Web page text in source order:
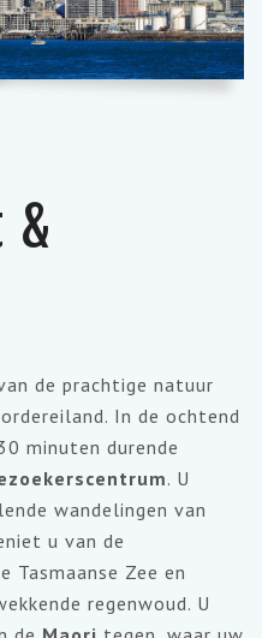
&
de prachtige natuur
In de ochtend
minuten durende
. U
wandelingen van
u van de
Zee en
regenwoud. U